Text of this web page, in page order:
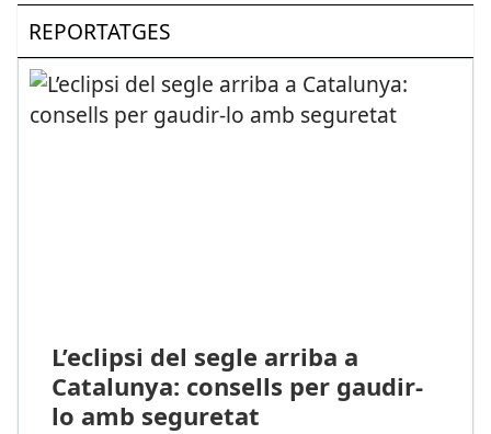
REPORTATGES
L’eclipsi del segle arriba a
Catalunya: consells per gaudir-
lo amb seguretat